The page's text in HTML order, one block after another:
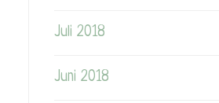
Juli 2018
Juni 2018